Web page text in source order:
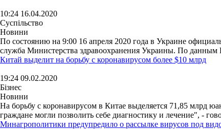
10:24 16.04.2020
Суспільство
Новини
По состоянию на 9:00 16 апреля 2020 года в Украине
служба Министерства здравоохранения Украины. По
Китай выделит на борьбу с коронавирусом более $10 млрд
19:24 09.02.2020
Бізнес
Новини
На борьбу с коронавирусом в Китае выделяется 71,85 млрд
граждане могли позволить себе диагностику и лечение", -
Минагрополитики предупредило о рассылке вирусов под